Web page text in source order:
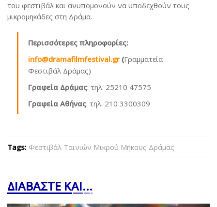
του φεστιβάλ και ανυπομονούν να υποδεχθούν τους
μικρομηκάδες στη Δράμα.
Περισσότερες πληροφορίες:
info@dramafilmfestival.gr (Γραμματεία
Φεστιβάλ Δράμας)
Γραφεία Δράμας: τηλ. 25210 47575
Γραφεία Αθήνας: τηλ. 210 3300309
Tags: Φεστιβάλ Ταινιών Μικρού Μήκους Δράμας
ΔΙΑΒΑΣΤΕ ΚΑΙ...